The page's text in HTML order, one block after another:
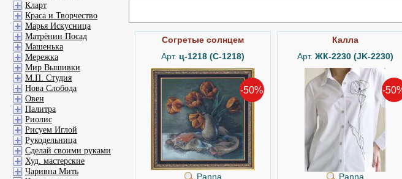
Согретые солнцем
Арт. ц-1218 (C-1218)
-50%
Panna
Калла
Арт. ЖК-2230 (JK-2230)
-
Panna
Кларт
Краса и Творчество
Марья Искусница
Матрёнин Посад
Машенька
Мережка
Мир Вышивки
М.П. Студия
Нова Слобода
Овен
Палитра
Риолис
Рисуем Иглой
Рукодельница
Сделай своими руками
Худ. мастерские
Чаривна Мить